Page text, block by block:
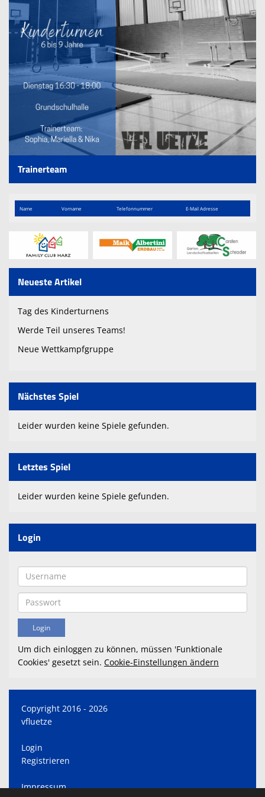
Spielpläne
Sponsoren
Trainingszeiten
KameraInfo
Trainerteam
Name Vorname Telefon​nummer E-Mail Adresse
Neueste Artikel
Tag des Kinderturnens
Werde Teil unseres Teams!
Neue Wettkampfgruppe
Nächstes Spiel
Leider wurden keine Spiele gefunden.
Letztes Spiel
Leider wurden keine Spiele gefunden.
Login
Um dich einloggen zu können, müssen 'Funktionale
Cookies' gesetzt sein. Cookie-Einstellungen ändern
Copyright 2016 - 2026
vfluetze
Login
Registrieren
Impressum